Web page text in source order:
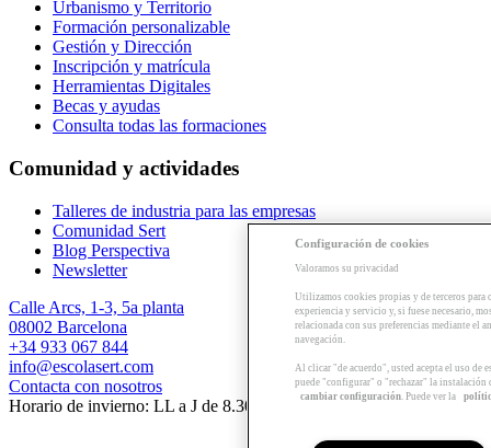
Urbanismo y Territorio
Formación personalizable
Gestión y Dirección
Inscripción y matrícula
Herramientas Digitales
Becas y ayudas
Consulta todas las formaciones
Comunidad y actividades
Talleres de industria para las empresas
Comunidad Sert
Blog Perspectiva
Newsletter
Calle Arcs, 1-3, 5a planta
08002 Barcelona
+34 933 067 844
info@escolasert.com
Contacta con nosotros
Horario de invierno: LL a J de 8.30 a 16.30 h / V de 8.30 a 14 h.
Configuración de cookies
Valoramos su privacidad
Utilizamos cookies propias y de terceros para
experiencia y servicio y, si fuese necesario,
relacionada con sus preferencias mediante el
navegación.
Al clicar "de acuerdo", usted acepta el uso de
puede "configurar" o "rechazar" la instalación
cambiar configuración . Puede ver la